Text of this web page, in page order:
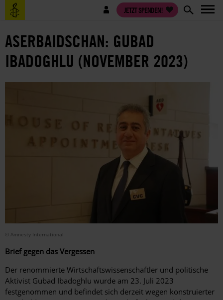
Direkt
zum
Benutzermenü JETZT SPENDEN!
ASERBAIDSCHAN: GUBAD
IBADOGHLU (NOVEMBER 2023)
© Amnesty International
Brief gegen das Vergessen
Der renommierte Wirtschaftswissenschaftler und politische
Aktivist Gubad Ibadoghlu wurde am 23. Juli 2023
festgenommen und befindet sich derzeit wegen konstruierter